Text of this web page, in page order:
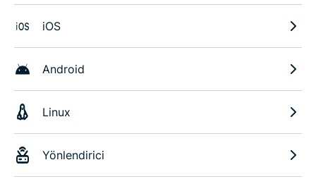
iOS
Android
Linux
Yönlendirici